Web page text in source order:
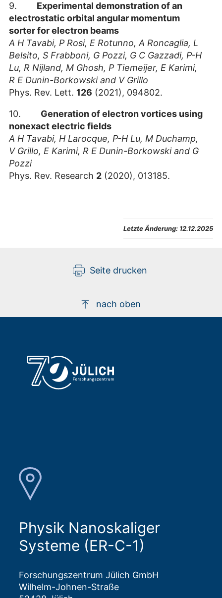
9. Experimental demonstration of an
electrostatic orbital angular momentum
sorter for electron beams
A H Tavabi, P Rosi, E Rotunno, A Roncaglia, L
Belsito, S Frabboni, G Pozzi, G C Gazzadi, P-H
Lu, R Nijland, M Ghosh, P Tiemeijer, E Karimi,
R E Dunin-Borkowski and V Grillo
Phys. Rev. Lett. 126 (2021), 094802.
10. Generation of electron vortices using
nonexact electric fields
A H Tavabi, H Larocque, P-H Lu, M Duchamp,
V Grillo, E Karimi, R E Dunin-Borkowski and G
Pozzi
Phys. Rev. Research 2 (2020), 013185.
Letzte Änderung: 12.12.2025
Seite drucken
nach oben
Physik Nanoskaliger
Systeme (ER-C-1)
Forschungszentrum Jülich GmbH
Wilhelm-Johnen-Straße